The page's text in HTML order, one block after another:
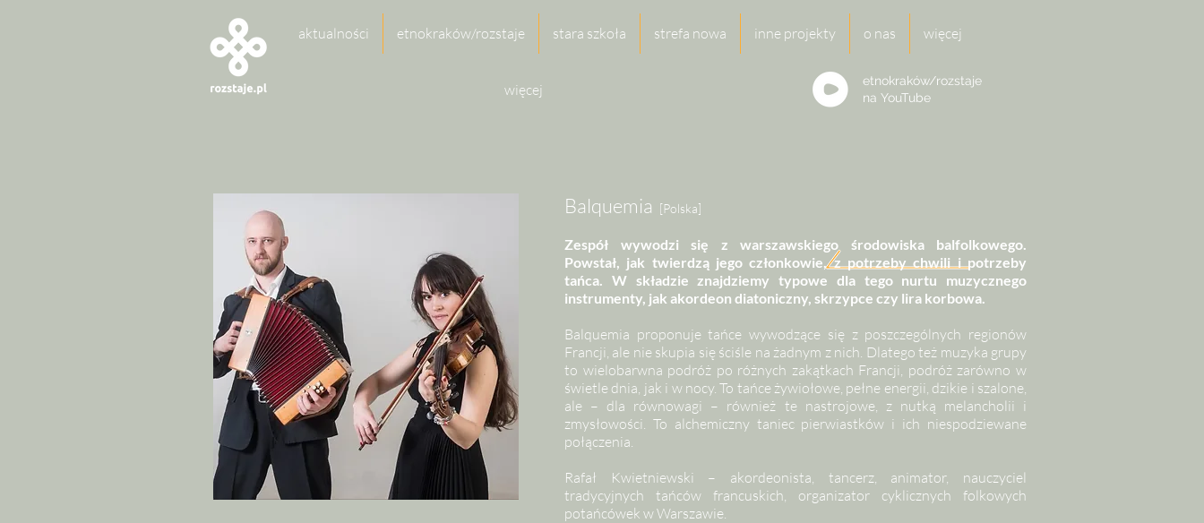
aktualności etnokraków/rozstaje stara szkoła strefa nowa inne projekty o nas więcej
więcej
etnokraków/rozstaje
na YouTube
Balquemia [Polska]
Zespół wywodzi się z warszawskiego środowiska balfolkowego.
Powstał, jak twierdzą jego członkowie, z potrzeby chwili i potrzeby
tańca. W składzie znajdziemy typowe dla tego nurtu muzycznego
instrumenty, jak akordeon diatoniczny, skrzypce czy lira korbowa.
Balquemia proponuje tańce wywodzące się z poszczególnych regionów
Francji, ale nie skupia się ściśle na żadnym z nich. Dlatego też muzyka grupy
to wielobarwna podróż po różnych zakątkach Francji, podróż zarówno w
świetle dnia, jak i w nocy. To tańce żywiołowe, pełne energii, dzikie i szalone,
ale – dla równowagi – również te nastrojowe, z nutką melancholii i
zmysłowości. To alchemiczny taniec pierwiastków i ich niespodziewane
połączenia.
Rafał Kwietniewski – akordeonista, tancerz, animator, nauczyciel
tradycyjnych tańców francuskich, organizator cyklicznych folkowych
potańcówek w Warszawie.